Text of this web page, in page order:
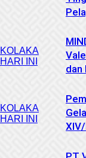
KOLAKA
HARI INI
dan
KOLAKA
HARI INI